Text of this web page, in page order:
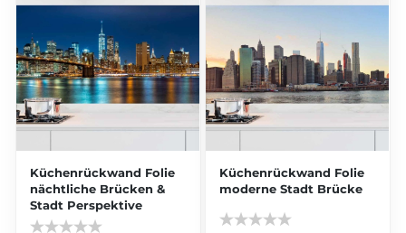
Küchenrückwand Folie
nächtliche Brücken &
Stadt Perspektive
Küchenrückwand Folie
moderne Stadt Brücke